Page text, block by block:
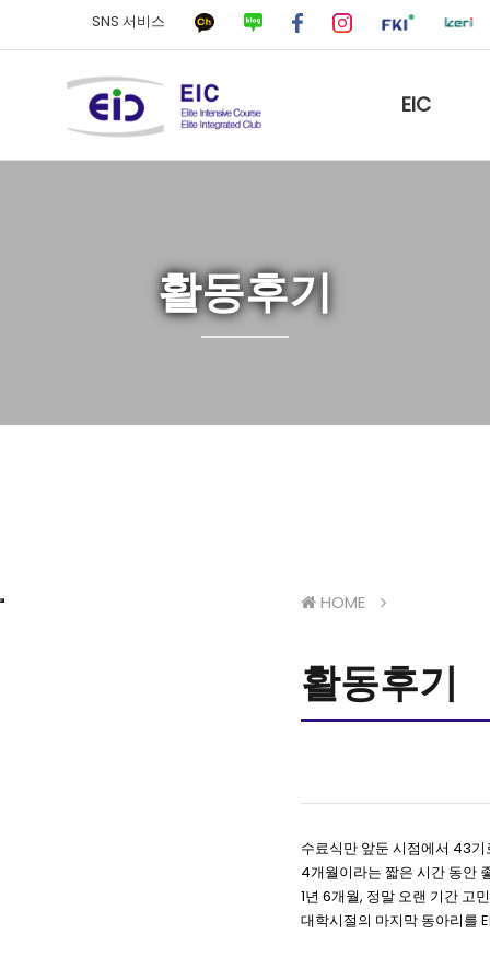
SNS 서비스
EIC
활동후기
HOME
활동후기
수료식만 앞둔 시점에서 43
4개월이라는 짧은 시간 동안
1년 6개월, 정말 오랜 기간 고
대학시절의 마지막 동아리를